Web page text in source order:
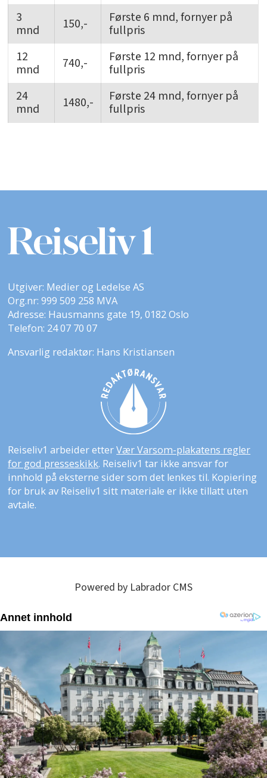
3
mnd 150,- Første 6 mnd, fornyer på
fullpris
12
mnd 740,- Første 12 mnd, fornyer på
fullpris
24
mnd 1480,- Første 24 mnd, fornyer på
fullpris
Utgiver: Medier og Ledelse AS
Org.nr: 999 509 258 MVA
Adresse: Hausmanns gate 19, 0182 Oslo
Telefon: 24 07 70 07
Ansvarlig redaktør: Hans Kristiansen
Reiseliv1 arbeider etterVær Varsom-plakatens regler
for god presseskikk. Reiseliv1 tar ikke ansvar for
innhold på eksterne sider som det lenkes til. Kopiering
for bruk av Reiseliv1 sitt materiale er ikke tillatt uten
avtale.
Powered by Labrador CMS